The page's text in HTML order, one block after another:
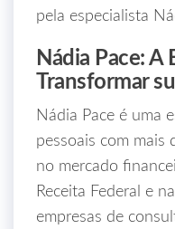
pela especialista
Nádia Pace: A
Transformar
Nádia Pace é uma
pessoais com mais
no mercado
Receita Federal e
empresas de